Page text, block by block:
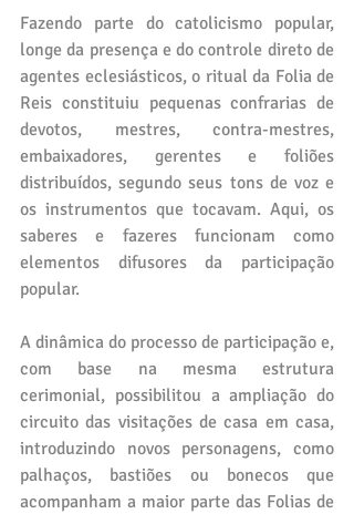
Fazendo parte do catolicismo popular,
longe da presença e do controle direto de
agentes eclesiásticos, o ritual da Folia de
Reis constituiu pequenas confrarias de
devotos, mestres, contra-mestres,
embaixadores, gerentes e foliões
distribuídos, segundo seus tons de voz e
os instrumentos que tocavam. Aqui, os
saberes e fazeres funcionam como
elementos difusores da participação
popular.
A dinâmica do processo de participação e,
com base na mesma estrutura
cerimonial, possibilitou a ampliação do
circuito das visitações de casa em casa,
introduzindo novos personagens, como
palhaços, bastiões ou bonecos que
acompanham a maior parte das Folias de